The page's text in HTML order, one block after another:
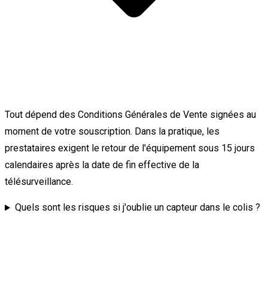
Tout dépend des Conditions Générales de Vente signées au
moment de votre souscription. Dans la pratique, les
prestataires exigent le retour de l'équipement sous 15 jours
calendaires après la date de fin effective de la
télésurveillance.
Quels sont les risques si j'oublie un capteur dans le colis ?